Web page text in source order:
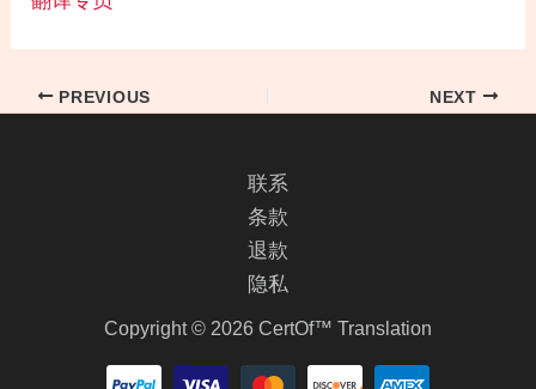
PREVIOUS NEXT
联系
条款
退款
隐私
Copyright © 2026 CertOf™ Translation